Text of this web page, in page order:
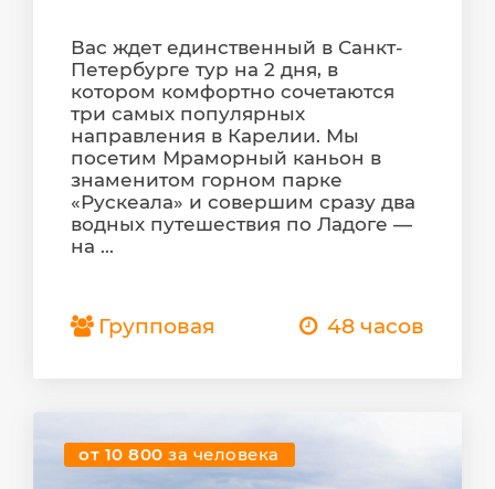
Вас ждет единственный в Санкт-
Петербурге тур на 2 дня, в
котором комфортно сочетаются
три самых популярных
направления в Карелии. Мы
посетим Мраморный каньон в
знаменитом горном парке
«Рускеала» и совершим сразу два
водных путешествия по Ладоге —
на ...
Групповая 48 часов
от 10 800за человека